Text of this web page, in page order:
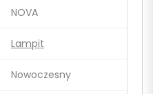
NOVA
Lampit
Nowoczesny